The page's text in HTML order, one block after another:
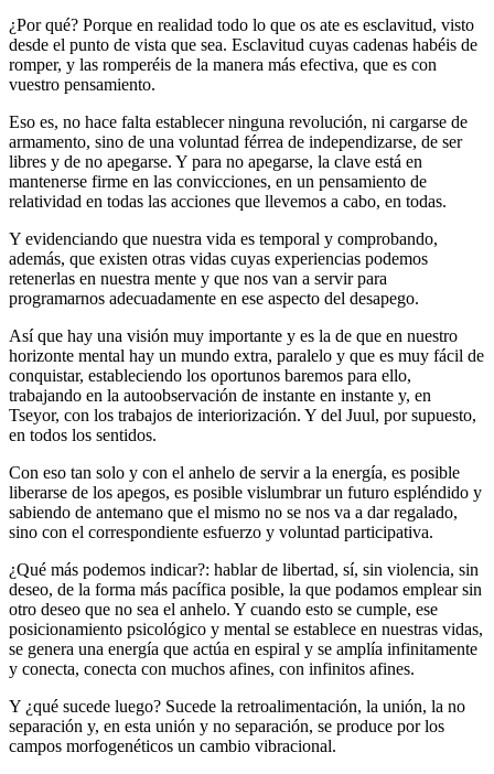
¿Por qué? Porque en realidad todo lo que os ate es esclavitud, visto
desde el punto de vista que sea. Esclavitud cuyas cadenas habéis de
romper, y las romperéis de la manera más efectiva, que es con
vuestro pensamiento.
Eso es, no hace falta establecer ninguna revolución, ni cargarse de
armamento, sino de una voluntad férrea de independizarse, de ser
libres y de no apegarse. Y para no apegarse, la clave está en
mantenerse firme en las convicciones, en un pensamiento de
relatividad en todas las acciones que llevemos a cabo, en todas.
Y evidenciando que nuestra vida es temporal y comprobando,
además, que existen otras vidas cuyas experiencias podemos
retenerlas en nuestra mente y que nos van a servir para
programarnos adecuadamente en ese aspecto del desapego.
Así que hay una visión muy importante y es la de que en nuestro
horizonte mental hay un mundo extra, paralelo y que es muy fácil de
conquistar, estableciendo los oportunos baremos para ello,
trabajando en la autoobservación de instante en instante y, en
Tseyor, con los trabajos de interiorización. Y del Juul, por supuesto,
en todos los sentidos.
Con eso tan solo y con el anhelo de servir a la energía, es posible
liberarse de los apegos, es posible vislumbrar un futuro espléndido y
sabiendo de antemano que el mismo no se nos va a dar regalado,
sino con el correspondiente esfuerzo y voluntad participativa.
¿Qué más podemos indicar?: hablar de libertad, sí, sin violencia, sin
deseo, de la forma más pacífica posible, la que podamos emplear sin
otro deseo que no sea el anhelo. Y cuando esto se cumple, ese
posicionamiento psicológico y mental se establece en nuestras vidas,
se genera una energía que actúa en espiral y se amplía infinitamente
y conecta, conecta con muchos afines, con infinitos afines.
Y ¿qué sucede luego? Sucede la retroalimentación, la unión, la no
separación y, en esta unión y no separación, se produce por los
campos morfogenéticos un cambio vibracional.